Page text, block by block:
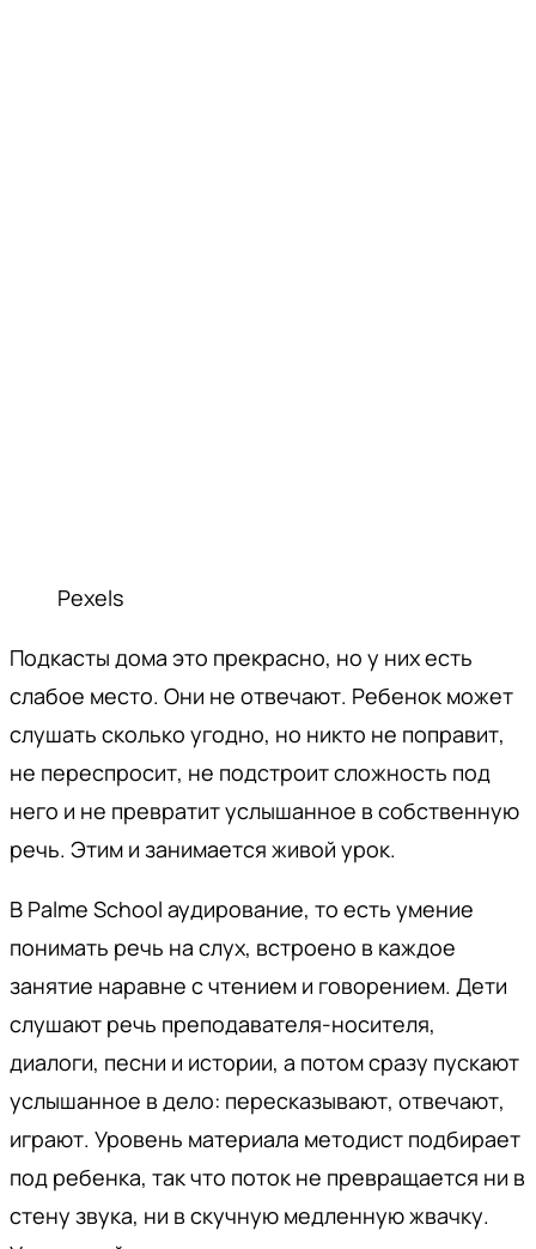
Pexels
Подкасты дома это прекрасно, но у них есть
слабое место. Они не отвечают. Ребенок может
слушать сколько угодно, но никто не поправит,
не переспросит, не подстроит сложность под
него и не превратит услышанное в собственную
речь. Этим и занимается живой урок.
В Palme School аудирование, то есть умение
понимать речь на слух, встроено в каждое
занятие наравне с чтением и говорением. Дети
слушают речь преподавателя-носителя,
диалоги, песни и истории, а потом сразу пускают
услышанное в дело: пересказывают, отвечают,
играют. Уровень материала методист подбирает
под ребенка, так что поток не превращается ни в
стену звука, ни в скучную медленную жвачку.